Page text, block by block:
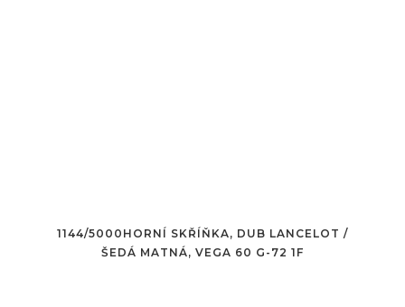
1144/5000HORNÍ SKŘÍŇKA, DUB LANCELOT /
ŠEDÁ MATNÁ, VEGA 60 G-72 1F